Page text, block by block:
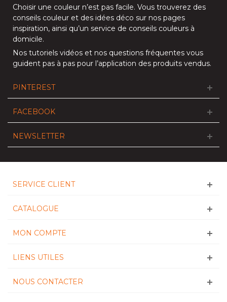
Choisir une couleur n’est pas facile. Vous trouverez des
conseils couleur et des idées déco sur nos pages
inspiration, ainsi qu’un service de conseils couleurs à
domicile.
Nos tutoriels vidéos et nos questions fréquentes vous
guident pas à pas pour l’application des produits vendus.
PINTEREST
FACEBOOK
NEWSLETTER
SERVICE CLIENT
CATALOGUE
MON COMPTE
LIENS UTILES
NOUS CONTACTER